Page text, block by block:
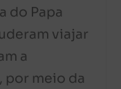
do Papa
viajar
a
por meio da